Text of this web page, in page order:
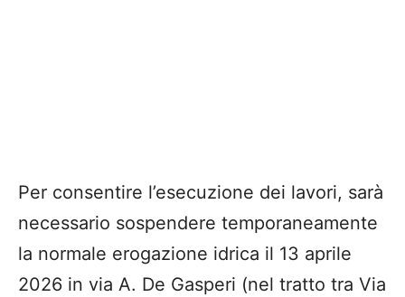
Per consentire l’esecuzione dei lavori, sarà
necessario sospendere temporaneamente
la normale erogazione idrica il 13 aprile
2026 in via A. De Gasperi (nel tratto tra Via